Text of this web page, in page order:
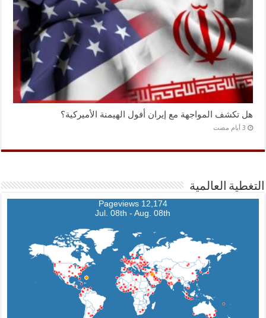
هل تكشف المواجهة مع إيران أفول الهيمنة الأميركية؟
التغطية العالمية
12,174 Pageviews
Jul. 08th - Aug. 08th